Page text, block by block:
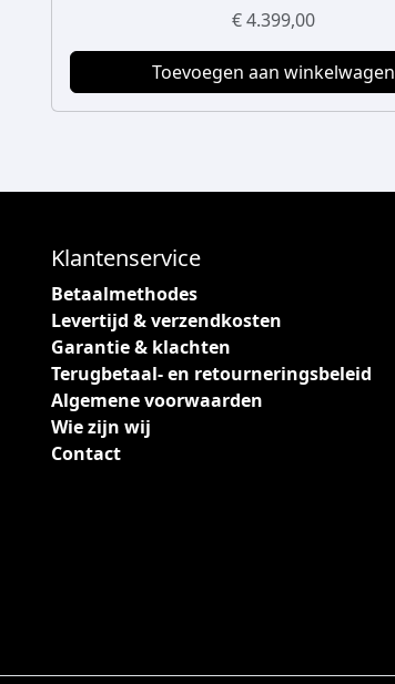
€4.399,00
Toevoegen aan winkelwagen
Klantenservice
Betaalmethodes
Levertijd & verzendkosten
Garantie & klachten
Terugbetaal- en retourneringsbeleid
Algemene voorwaarden
Wie zijn wij
Contact